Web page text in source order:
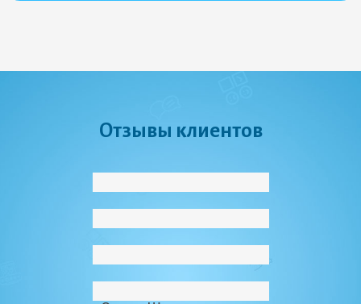
Отзывы клиентов